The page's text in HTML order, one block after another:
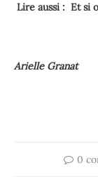
Lire aussi : Et si
Arielle Granat
0